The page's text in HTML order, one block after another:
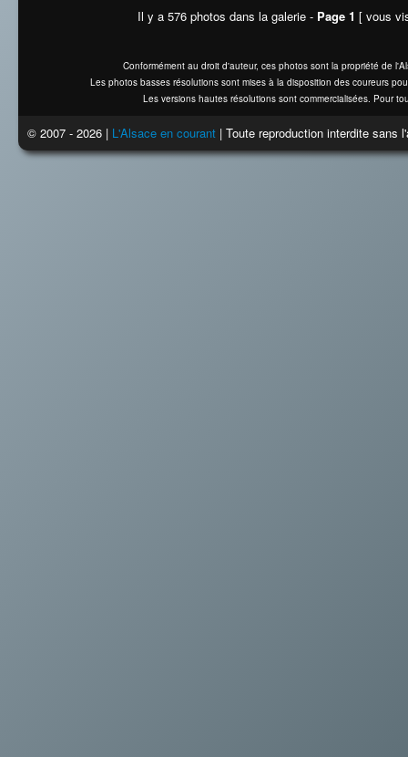
Il y a 576 photos dans la galerie - Page 1 [ vous
Conformément au droit d'auteur, ces photos sont la propriété de
Les photos basses résolutions sont mises à la disposition des coureurs
Les versions hautes résolutions sont commercialisées. Pour
© 2007 - 2026 | L'Alsace en courant | Toute reproduction interdite sans